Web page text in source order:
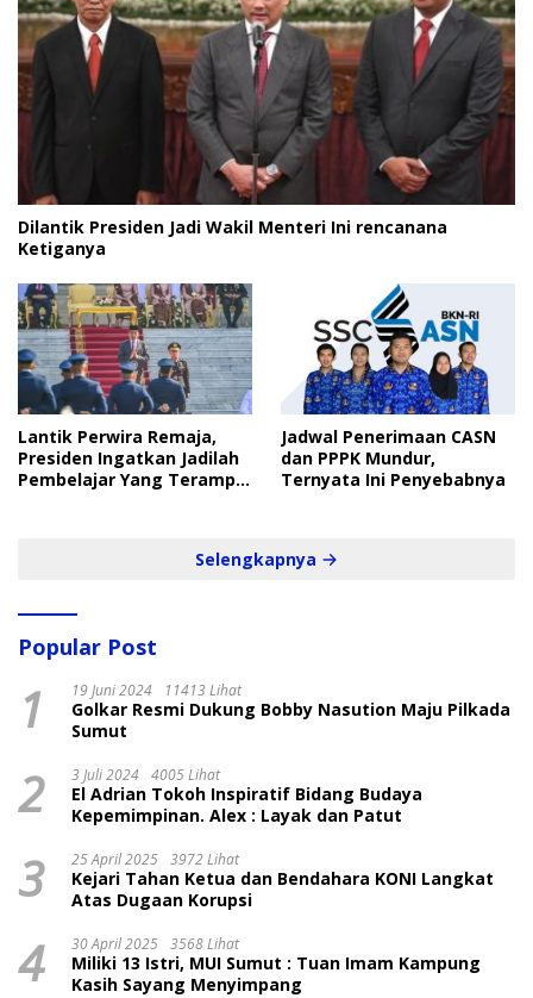
Dilantik Presiden Jadi Wakil Menteri Ini rencanana
Ketiganya
Lantik Perwira Remaja,
Presiden Ingatkan Jadilah
Pembelajar Yang Terampil
Jadwal Penerimaan CASN
dan PPPK Mundur,
Ternyata Ini Penyebabnya
Selengkapnya
Popular Post
1 19 Juni 2024 11413 Lihat
Golkar Resmi Dukung Bobby Nasution Maju Pilkada
Sumut
2 3 Juli 2024 4005 Lihat
El Adrian Tokoh Inspiratif Bidang Budaya
Kepemimpinan. Alex : Layak dan Patut
3 25 April 2025 3972 Lihat
Kejari Tahan Ketua dan Bendahara KONI Langkat
Atas Dugaan Korupsi
4 30 April 2025 3568 Lihat
Miliki 13 Istri, MUI Sumut : Tuan Imam Kampung
Kasih Sayang Menyimpang